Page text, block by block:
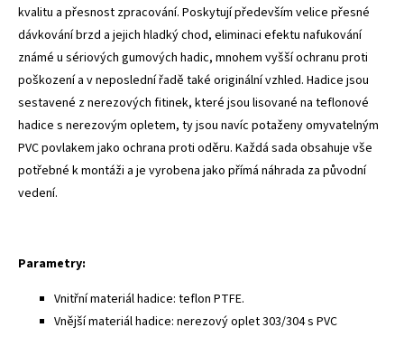
kvalitu a přesnost zpracování. Poskytují především velice přesné
dávkování brzd a jejich hladký chod, eliminaci efektu nafukování
známé u sériových gumových hadic, mnohem vyšší ochranu proti
poškození a v neposlední řadě také originální vzhled. Hadice jsou
sestavené z nerezových fitinek, které jsou lisované na teflonové
hadice s nerezovým opletem, ty jsou navíc potaženy omyvatelným
PVC povlakem jako ochrana proti oděru. Každá sada obsahuje vše
potřebné k montáži a je vyrobena jako přímá náhrada za původní
vedení.
Parametry:
Vnitřní materiál hadice: teflon PTFE.
Vnější materiál hadice: nerezový oplet 303/304 s PVC